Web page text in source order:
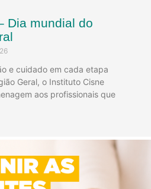
Dia mundial do
e cuidado em cada etapa
Geral, o Instituto Cisne
aos profissionais que